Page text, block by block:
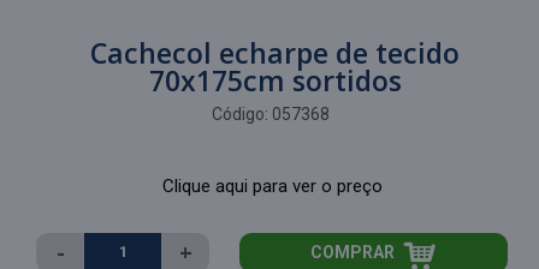
Cachecol echarpe de tecido
70x175cm sortidos
Código: 057368
Clique aqui para ver o preço
- + COMPRAR